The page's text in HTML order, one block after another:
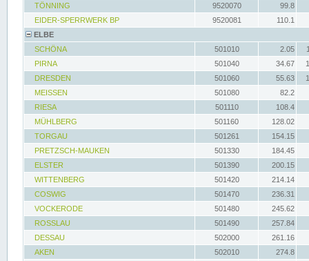
TÖNNING
9520070
99.8
EIDER-SPERRWERK BP
9520081
110.1
ELBE
SCHÖNA
501010 2.05
PIRNA
501040 34.67
DRESDEN
501060 55.63
MEISSEN
501080
82.2
RIESA
501110
108.4
MÜHLBERG
501160
128.02
TORGAU
501261
154.15
PRETZSCH-MAUKEN
501330
184.45
ELSTER
501390
200.15
WITTENBERG
501420
214.14
COSWIG
501470
236.31
VOCKERODE
501480
245.62
ROSSLAU
501490
257.84
DESSAU
502000
261.16
AKEN
502010
274.8